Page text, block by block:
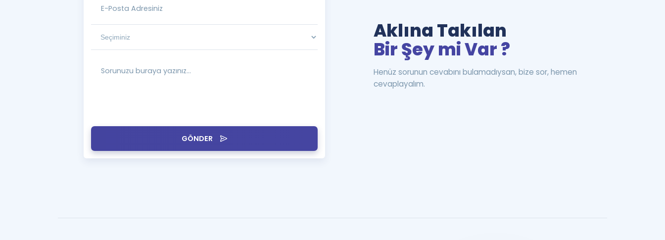
GÖNDER
Aklına Takılan
Bir Şey mi Var ?
Henüz sorunun cevabını bulamadıysan, bize sor, hemen
cevaplayalım.